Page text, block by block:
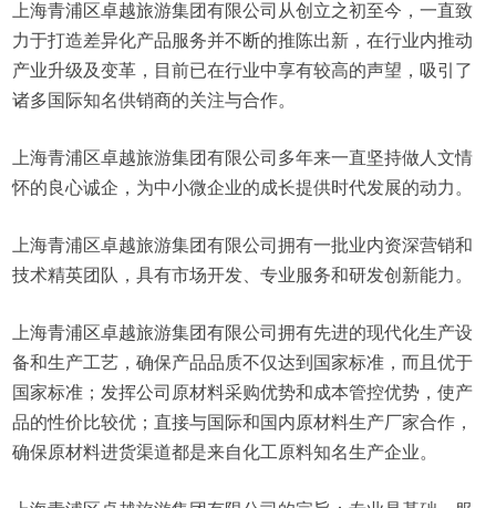
上海青浦区卓越旅游集团有限公司从创立之初至今，一直致
力于打造差异化产品服务并不断的推陈出新，在行业内推动
产业升级及变革，目前已在行业中享有较高的声望，吸引了
诸多国际知名供销商的关注与合作。
上海青浦区卓越旅游集团有限公司多年来一直坚持做人文情
怀的良心诚企，为中小微企业的成长提供时代发展的动力。
上海青浦区卓越旅游集团有限公司拥有一批业内资深营销和
技术精英团队，具有市场开发、专业服务和研发创新能力。
上海青浦区卓越旅游集团有限公司拥有先进的现代化生产设
备和生产工艺，确保产品品质不仅达到国家标准，而且优于
国家标准；发挥公司原材料采购优势和成本管控优势，使产
品的性价比较优；直接与国际和国内原材料生产厂家合作，
确保原材料进货渠道都是来自化工原料知名生产企业。